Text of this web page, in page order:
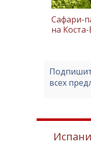
Сафари-
на
всех